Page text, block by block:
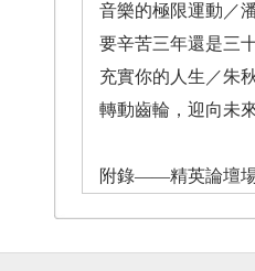
音樂的極限運動／
要辛苦三年還是三
充實你的人生／朱
轉動齒輪，迎向未
附錄——精英論壇